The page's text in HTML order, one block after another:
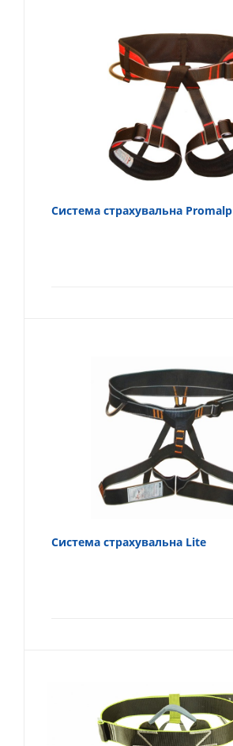
Система страхувальна Promalp
Система страхувальна Lite